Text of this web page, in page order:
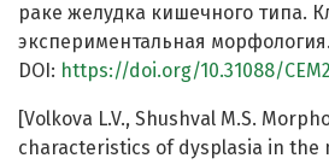
раке желудка кишечного типа.
экспериментальная морфология.
DOI: https://doi.org/10.31088/
[Volkova L.V., Shushval M.S.
characteristics of dysplasia in the